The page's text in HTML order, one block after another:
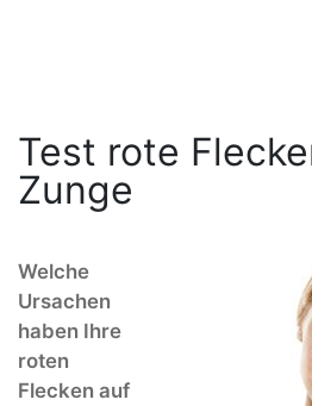
Test rote
Zunge
Welche
Ursachen
haben Ihre
roten
Flecken auf